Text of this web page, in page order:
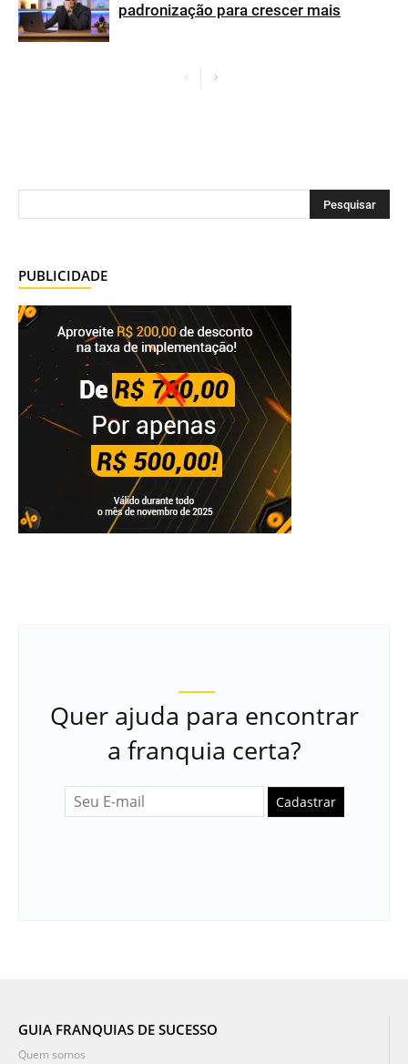
padronização para crescer mais
PUBLICIDADE
Quer ajuda para encontrar
a franquia certa?
Cadastrar
GUIA FRANQUIAS DE SUCESSO
Quem somos